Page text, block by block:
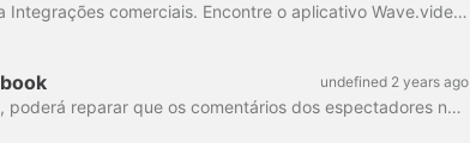
1. Faça login no seu perfil do Facebook e vá para a página Integrações comerciais. Encontre o aplicativo Wave.video , marque a caixa à direita e clique no botão...
undefined 2 years ago
Quando estiver a transmitir para o seu perfil do Facebook, poderá reparar que os comentários dos espectadores não aparecem no Wave.video Live Chat . Isso acontece porque o Face...